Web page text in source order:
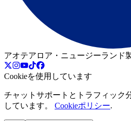
アオテアロア・ニュージーランド
Cookieを使用しています
チャットサポートとトラフィック
しています。
Cookieポリシー.